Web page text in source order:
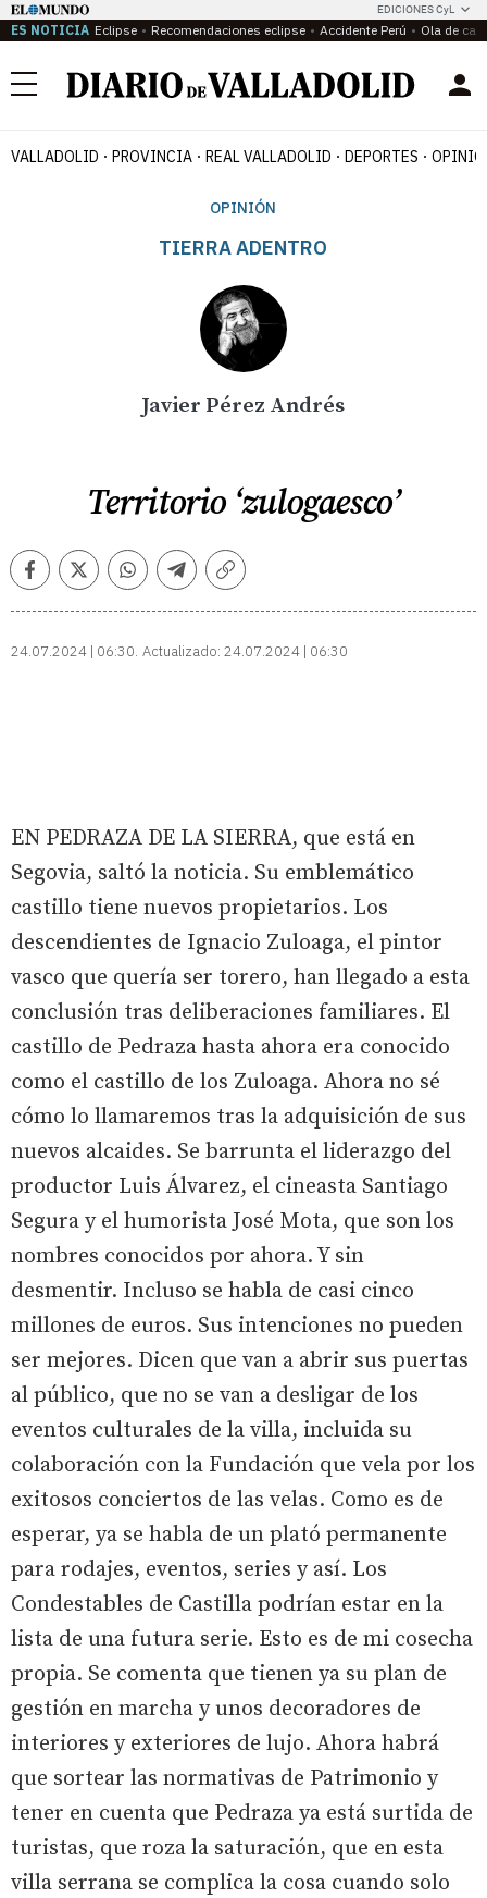
EDICIONES CyL
ES NOTICIA Eclipse Recomendaciones eclipse Accidente Perú Ola de
Menú
VALLADOLID PROVINCIA REAL VALLADOLID DEPORTES
OPINIÓN
TIERRA ADENTRO
Javier Pérez Andrés
Territorio ‘zulogaesco’
FacebookTwitterWhatsappTelegramCopiar
24.07.2024 | 06:30 Actualizado: 24.07.2024 | 06:30
EN PEDRAZA DE LA SIERRA, que está en
Segovia, saltó la noticia. Su emblemático
castillo tiene nuevos propietarios. Los
descendientes de Ignacio Zuloaga, el pintor
vasco que quería ser torero, han llegado a esta
conclusión tras deliberaciones familiares. El
castillo de Pedraza hasta ahora era conocido
como el castillo de los Zuloaga. Ahora no sé
cómo lo llamaremos tras la adquisición de sus
nuevos alcaides. Se barrunta el liderazgo del
productor Luis Álvarez, el cineasta Santiago
Segura y el humorista José Mota, que son los
nombres conocidos por ahora. Y sin
desmentir. Incluso se habla de casi cinco
millones de euros. Sus intenciones no pueden
ser mejores. Dicen que van a abrir sus puertas
al público, que no se van a desligar de los
eventos culturales de la villa, incluida su
colaboración con la Fundación que vela por los
exitosos conciertos de las velas. Como es de
esperar, ya se habla de un plató permanente
para rodajes, eventos, series y así. Los
Condestables de Castilla podrían estar en la
lista de una futura serie. Esto es de mi cosecha
propia. Se comenta que tienen ya su plan de
gestión en marcha y unos decoradores de
interiores y exteriores de lujo. Ahora habrá
que sortear las normativas de Patrimonio y
tener en cuenta que Pedraza ya está surtida de
turistas, que roza la saturación, que en esta
villa serrana se complica la cosa cuando solo